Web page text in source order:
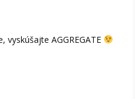
vyskúšajte AGGREGATE